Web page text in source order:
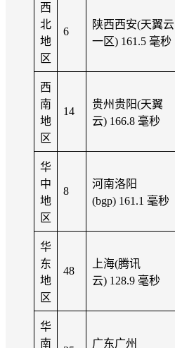
西
北
地
区
6
陕西西安(天翼云
一区) 161.5 毫秒
西
南
地
区
14
贵州贵阳(天翼
云) 166.8 毫秒
华
中
地
区
8
河南洛阳
(bgp) 161.1 毫秒
华
东
地
区
48
上海(腾讯
云) 128.9 毫秒
华
南
广东广州